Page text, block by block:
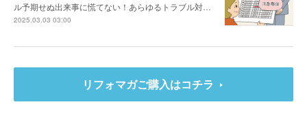
ル予期せぬ出来事に慌てない！あらゆるトラブル対…
2025.03.03 03:00
リフォマガご購入はコチラ